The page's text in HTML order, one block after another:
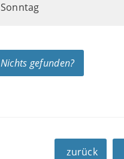
Sonntag
Nichts gefunden?
zurück